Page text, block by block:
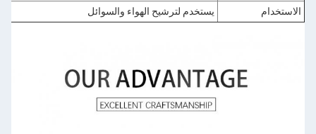
الاستخدام يستخدم لترشيح الهواء والسوائل